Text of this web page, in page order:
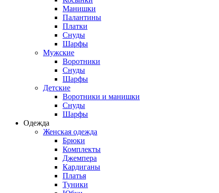
Манишки
Палантины
Платки
Снуды
Шарфы
Мужские
Воротники
Снуды
Шарфы
Детские
Воротники и манишки
Снуды
Шарфы
Одежда
Женская одежда
Брюки
Комплекты
Джемпера
Кардиганы
Платья
Туники